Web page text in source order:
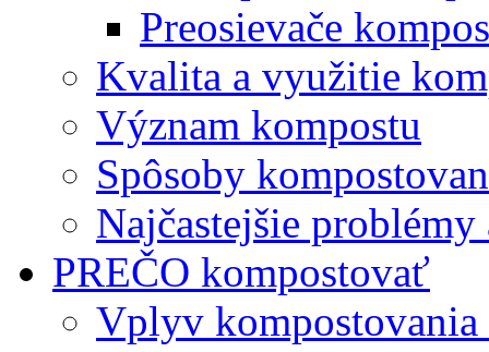
Preosievače
Kvalita a využitie
Význam kompostu
Spôsoby
Najčastejšie problémy
PREČO kompostovať
Vplyv kompostovania